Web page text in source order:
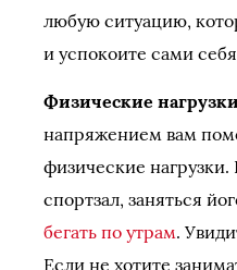
любую ситуацию,
и успокоите сами
Физические нагрузки
напряжением вам
физические
спортзал, заняться
бегать по утрам.
Если не хотите